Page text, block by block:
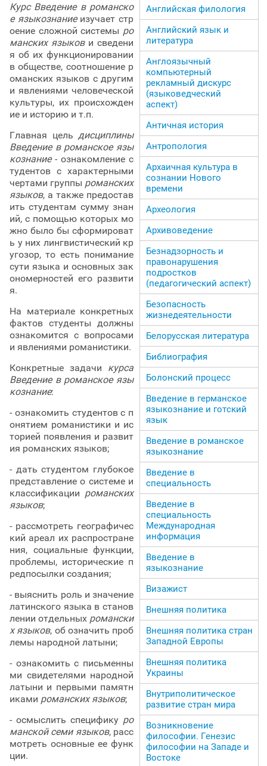
Курс Введение в романско
е языкознаниеизучает стр
оение сложной системы ро
манских языкови сведени
я об их функционировании
в обществе, соотношение р
оманских языков с другим
и явлениями человеческой
культуры, их происхожден
ие и историю и т.п.
Главная цель дисциплины
Введение в романское язы
кознание- ознакомление с
тудентов с характерными
чертами группы романских
языков, а также предостав
ить студентам сумму знан
ий, с помощью которых мо
жно было бы сформироват
ь у них лингвистический кр
угозор, то есть понимание
сути языка и основных зак
ономерностей его развити
я.
На материале конкретных
фактов студенты должны
ознакомится с вопросами
и явлениями романистики.
Конкретные задачи курса
Введение в романское язы
кознание:
- ознакомить студентов с п
онятием романистики и ис
торией появления и развит
ия романских языков;
- дать студентом глубокое
представление о системе и
классификации романских
языков;
- рассмотреть географичес
кий ареал их распростране
ния, социальные функции,
проблемы, исторические п
редпосылки создания;
- выяснить роль и значение
латинского языка в станов
лении отдельных романски
х языков, об означить проб
лемы народной латыни;
- ознакомить с письменны
ми свидетелями народной
латыни и первыми памятн
иками романских языков;
- осмыслить специфику ро
манской семи языков, расс
мотреть основные ее функ
ции.
Английская филология
Английский язык и
литература
Англоязычный
компьютерный
рекламный дискурс
(языковедческий
аспект)
Античная история
Антропология
Архаичная культура в
сознании Нового
времени
Археология
Архивоведение
Безнадзорность и
правонарушения
подростков
(педагогический аспект)
Безопасность
жизнедеятельности
Белорусская литература
Библиография
Болонский процесс
Введение в германское
языкознание и готский
язык
Введение в романское
языкознание
Введение в
специальность
Введение в
специальность
Международная
информация
Введение в
языкознание
Визажист
Внешняя политика
Внешняя политика стран
Западной Европы
Внешняя политика
Украины
Внутриполитическое
развитие стран мира
Возникновение
философии. Генезис
философии на Западе и
Востоке